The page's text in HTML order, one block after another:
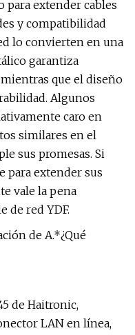
extender cables
y compatibilidad
lo convierten en una
garantiza
que el diseño
Algunos
caro en
similares en el
sus promesas. Si
para extender sus
vale la pena
de red YDF.
de A.*¿Qué
de Haitronic,
LAN en línea,